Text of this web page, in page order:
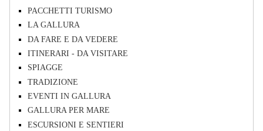
PACCHETTI TURISMO
LA GALLURA
DA FARE E DA VEDERE
ITINERARI - DA VISITARE
SPIAGGE
TRADIZIONE
EVENTI IN GALLURA
GALLURA PER MARE
ESCURSIONI E SENTIERI